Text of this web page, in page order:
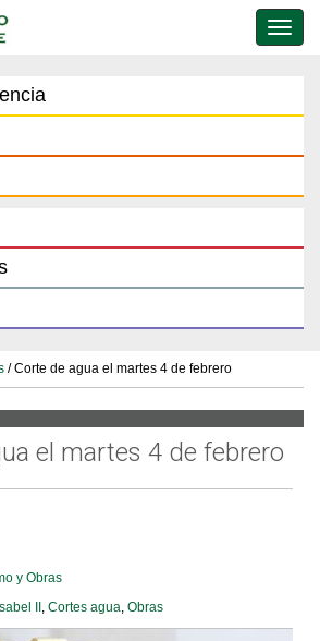
de
/ Corte de agua el martes 4 de febrero
el martes 4 de febrero
y Obras
II Cortes agua Obras